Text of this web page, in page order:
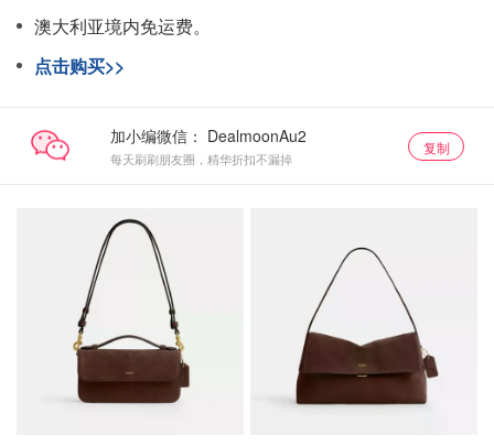
澳大利亚境内免运费。
点击购买>>
加小编微信：
每天刷刷朋友圈，精华折扣不漏掉
复制